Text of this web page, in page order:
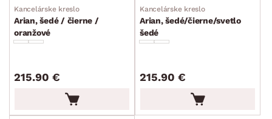
Kancelárske kreslo
Arian, šedé / čierne /
oranžové
215.90 €
Kancelárske kreslo
Arian, šedé/čierne/svetlo
šedé
215.90 €